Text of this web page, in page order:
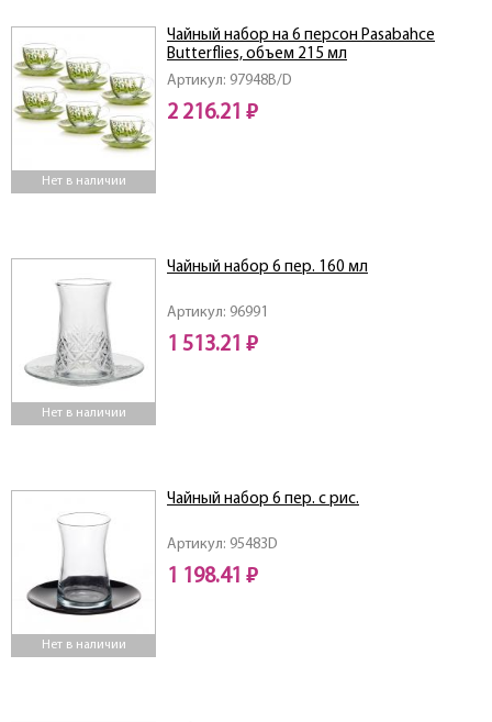
Нет в наличии
Артикул: 97948B/D
Чайный набор на 6 персон Pasabahce
Butterflies, объем 215 мл
2 216.21 ₽
Нет в наличии
Артикул: 96991
Чайный набор 6 пер. 160 мл
1 513.21 ₽
Нет в наличии
Артикул: 95483D
Чайный набор 6 пер. с рис.
1 198.41 ₽